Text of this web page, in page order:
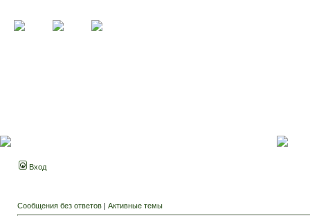
Вход
Сообщения без ответов | Активные темы